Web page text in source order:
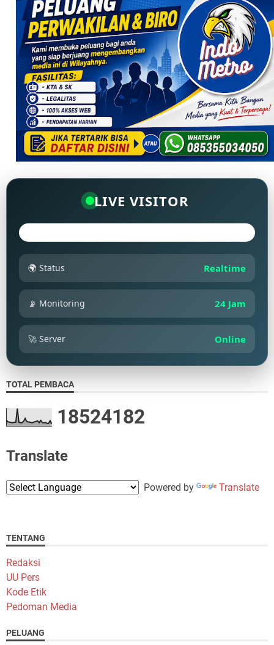
LIVE VISITOR
🌍 Status Realtime
📡 Monitoring 24 Jam
🚀 Server Online
TOTAL PEMBACA
18524182
Translate
Powered by Translate
TENTANG
Redaksi
UU Pers
Kode Etik
Pedoman Media
PELUANG